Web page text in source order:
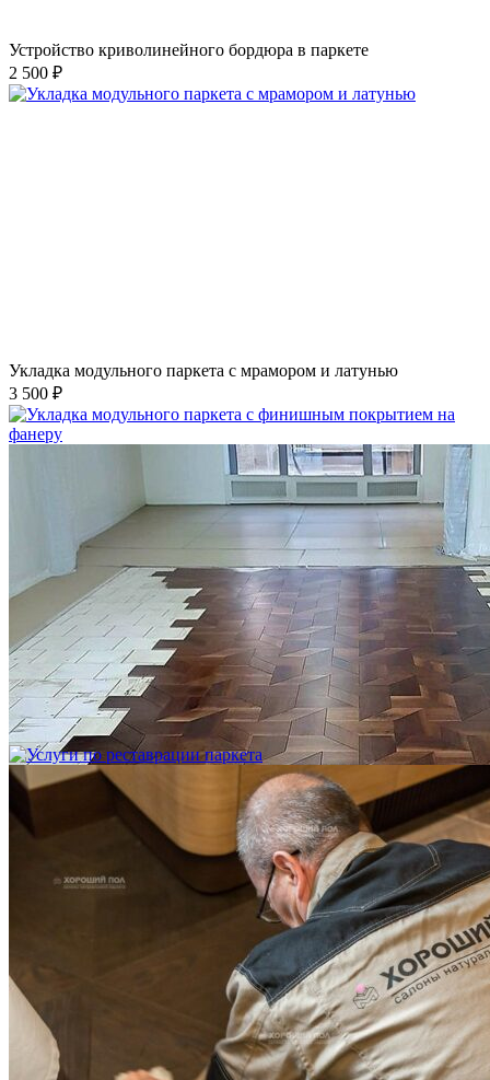
Устройство криволинейного бордюра в паркете
2 500 ₽
Укладка модульного паркета с мрамором и латунью
3 500 ₽
Укладка модульного паркета с финишным покрытием на
фанеру
3 600 ₽
Услуги по реставрации паркета
1 500 ₽